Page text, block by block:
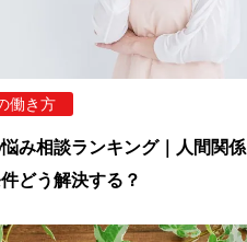
働き方
み相談ランキング｜人間関係
どう解決する？